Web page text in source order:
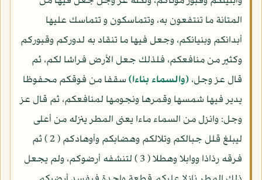
المتانة ما تنتفعون به، وتتماسكون و تتماسك عليها
أبدانكم وبنيانكم، وجعل فيها ما تنقاد به لدوركم وقبوركم
وكثير من منافعكم، فلذلك جعل الأرض فراشا لكم، ثم
قال عز وجل، (والسماء بناءا)سقفا من فوقكم محفوظا
يدير فيها شمسها وقمرها ونجومها لمنافعكم، ثم قال عز
وجل: وانزل من السماء ماءا يعنى المطر ينزله من أعلى
ليبلغ قلل جبالكم وتلالكم وهضابكم وأوهادكم ( 2 ) ثم
فرقه رذاذا ووابلا وهطلا ( 3 ) لتنشفه أرضوكم، ولم يجعل